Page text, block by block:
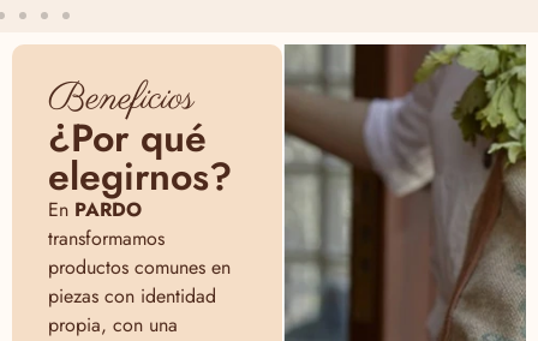
Beneficios
¿Por qué
elegirnos?
En PARDO
transformamos
productos comunes en
piezas con identidad
propia, con una